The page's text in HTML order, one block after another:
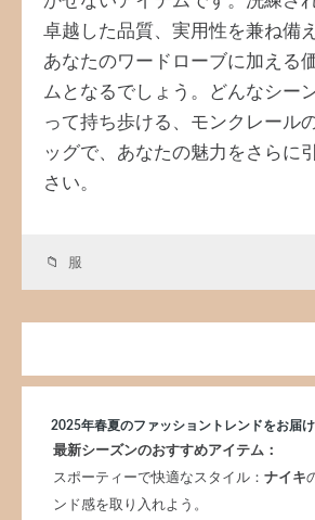
卓越した品質、実用性を兼ね備
あなたのワードローブに加える
ムとなるでしょう。どんなシー
って持ち歩ける、モンクレール
ッグで、あなたの魅力をさらに
さい。
服
2025年春夏のファッショントレンドをお届け
最新シーズンのおすすめアイテム：
スポーティーで快適なスタイル： ナイキ
ンド感を取り入れよう。